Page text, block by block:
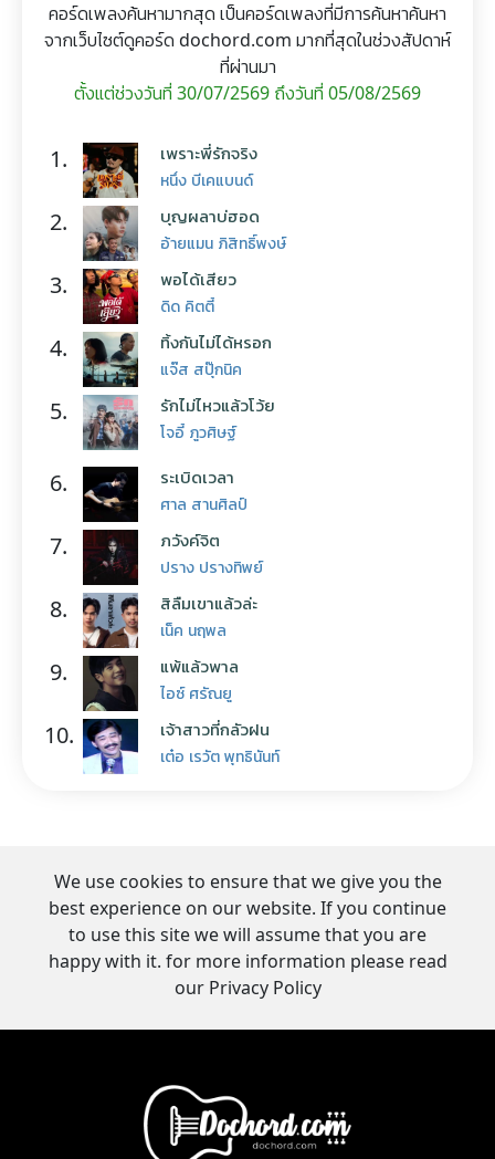
คอร์ดเพลงค้นหามากสุด เป็นคอร์ดเพลงที่มีการค้นหาค้นหา
จากเว็บไซต์ดูคอร์ด dochord.com มากที่สุดในช่วงสัปดาห์
ที่ผ่านมา
ตั้งแต่ช่วงวันที่ 30/07/2569 ถึงวันที่ 05/08/2569
1. เพราะพี่รักจริง
หนึ่ง บีเคแบนด์
2. บุญผลาบ่ฮอด
อ้ายแมน ภิสิทธิ์พงษ์
3. พอได้เสียว
ดิด คิตตี้
4. ทิ้งกันไม่ได้หรอก
แจ๊ส สปุ๊กนิค
5. รักไม่ไหวแล้วโว้ย
โจอี้ ภูวศิษฐ์
6. ระเบิดเวลา
ศาล สานศิลป์
7. ภวังค์จิต
ปราง ปรางทิพย์
8. สิลืมเขาแล้วล่ะ
เน็ค นฤพล
9. แพ้แล้วพาล
ไอซ์ ศรัณยู
10. เจ้าสาวที่กลัวฝน
เต๋อ เรวัต พุทธินันท์
We use cookies to ensure that we give you the
best experience on our website. If you continue
to use this site we will assume that you are
happy with it. for more information please read
our Privacy Policy